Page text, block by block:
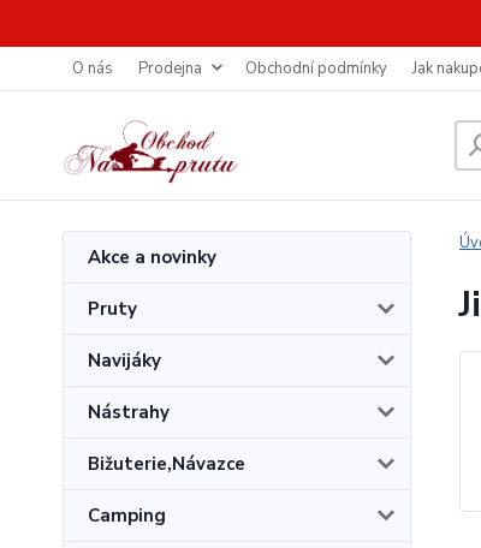
O nás Prodejna Obchodní podmínky Jak
Akce a novinky
Pruty
Navijáky
Nástrahy
Bižuterie,Návazce
Camping